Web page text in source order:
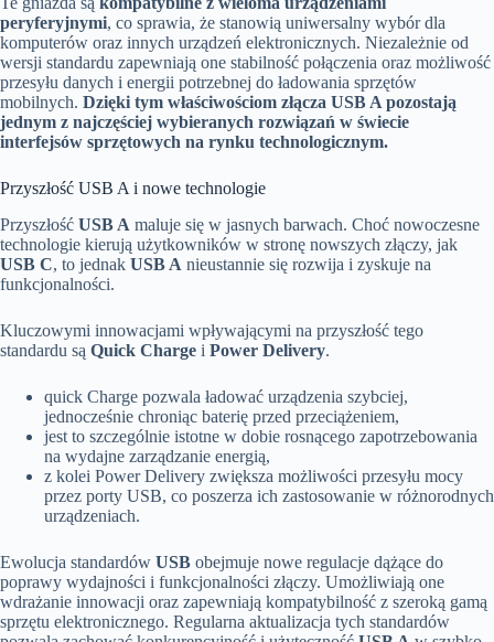
peryferyjnymi, co sprawia, że stanowią uniwersalny wybór dla
komputerów oraz innych urządzeń elektronicznych. Niezależnie od
wersji standardu zapewniają one stabilność połączenia oraz możliwość
przesyłu danych i energii potrzebnej do ładowania sprzętów
mobilnych. Dzięki tym właściwościom złącza USB A pozostają
jednym z najczęściej wybieranych rozwiązań w świecie
interfejsów sprzętowych na rynku technologicznym.
Przyszłość USB A i nowe technologie
Przyszłość USB A maluje się w jasnych barwach. Choć nowoczesne
technologie kierują użytkowników w stronę nowszych złączy, jak
USB C, to jednak USB A nieustannie się rozwija i zyskuje na
funkcjonalności.
Kluczowymi innowacjami wpływającymi na przyszłość tego
standardu są Quick Charge i Power Delivery.
quick Charge pozwala ładować urządzenia szybciej,
jednocześnie chroniąc baterię przed przeciążeniem,
jest to szczególnie istotne w dobie rosnącego zapotrzebowania
na wydajne zarządzanie energią,
z kolei Power Delivery zwiększa możliwości przesyłu mocy
przez porty USB, co poszerza ich zastosowanie w różnorodnych
urządzeniach.
Ewolucja standardów USB obejmuje nowe regulacje dążące do
poprawy wydajności i funkcjonalności złączy. Umożliwiają one
wdrażanie innowacji oraz zapewniają kompatybilność z szeroką gamą
sprzętu elektronicznego. Regularna aktualizacja tych standardów